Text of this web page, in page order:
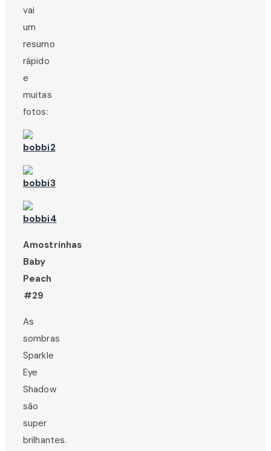
vai
um
resumo
rápido
e
muitas
fotos:
Amostrinhas
Baby
Peach
#29
As
sombras
Sparkle
Eye
Shadow
são
super
brilhantes.